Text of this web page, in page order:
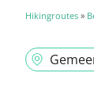
Hikingroutes »